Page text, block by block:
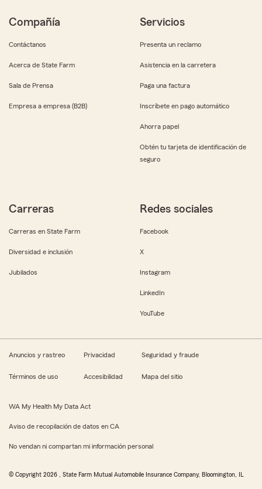
Compañía
Contáctanos
Acerca de State Farm
Sala de Prensa
Empresa a empresa (B2B)
Servicios
Presenta un reclamo
Asistencia en la carretera
Paga una factura
Inscríbete en pago automático
Ahorra papel
Obtén tu tarjeta de identificación de
seguro
Carreras
Carreras en State Farm
Diversidad e inclusión
Jubilados
Redes sociales
Facebook
X
Instagram
LinkedIn
YouTube
Anuncios y rastreo Privacidad Seguridad y fraude
Términos de uso Accesibilidad Mapa del sitio
WA My Health My Data Act
Aviso de recopilación de datos en CA
No vendan ni compartan mi información personal
© Copyright 2026 , State Farm Mutual Automobile Insurance Company, Bloomington, IL